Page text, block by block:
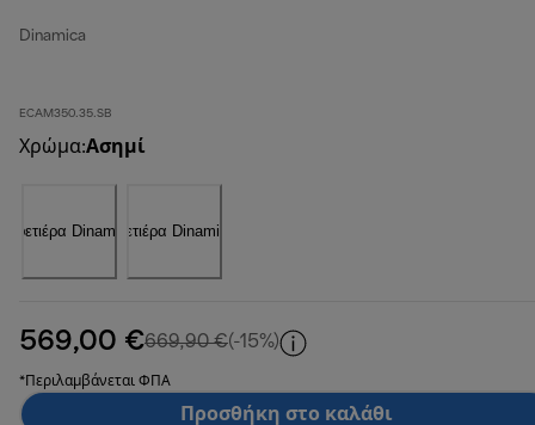
Dinamica
ECAM350.35.SB
Χρώμα:Ασημί
569,00 €669,90 €αρχική τιμή 669,90 €
(-15%)
*Περιλαμβάνεται ΦΠΑ
Προσθήκη στο καλάθι